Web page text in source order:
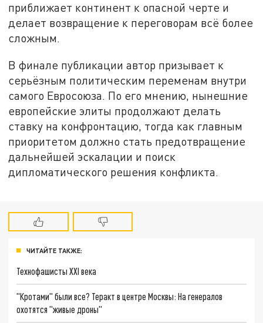
приближает континент к опасной черте и
делает возвращение к переговорам всё более
сложным.
В финале публикации автор призывает к
серьёзным политическим переменам внутри
самого Евросоюза. По его мнению, нынешние
европейские элиты продолжают делать
ставку на конфронтацию, тогда как главным
приоритетом должно стать предотвращение
дальнейшей эскалации и поиск
дипломатического решения конфликта.
ЧИТАЙТЕ ТАКЖЕ:
Технофашисты XXI века
"Кротами" были все? Теракт в центре Москвы: На генералов
охотятся "живые дроны"